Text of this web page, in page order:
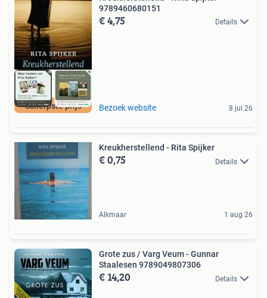
Scherpste prijs
9789460680151
€ 4,75 Details
Bezoek website 8 jul 26
Kreukherstellend - Rita Spijker
€ 0,75 Details
Alkmaar 1 aug 26
Grote zus / Varg Veum - Gunnar
Staalesen 9789049807306
€ 14,20 Details